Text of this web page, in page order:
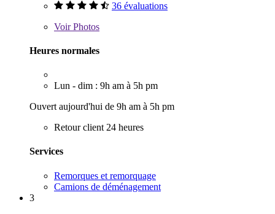
36 évaluations
VoirPhotos
Heures normales
Lun - dim : 9h am à 5h pm
Ouvert aujourd'hui de 9h am à 5h pm
Retour client 24 heures
Services
Remorques et remorquage
Camions de déménagement
3